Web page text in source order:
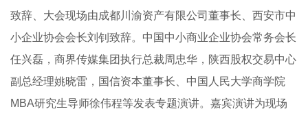
致辞、大会现场由成都川渝资产有限公司董事长、西安市中
小企业协会会长刘钊致辞。中国中小商业企业协会常务会长
任兴磊，商界传媒集团执行总裁周忠华，陕西股权交易中心
副总经理姚晓雷，国信资本董事长、中国人民大学商学院
MBA研究生导师徐伟程等发表专题演讲。嘉宾演讲为现场